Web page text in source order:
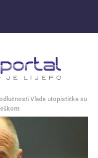
Vlade utopističke su